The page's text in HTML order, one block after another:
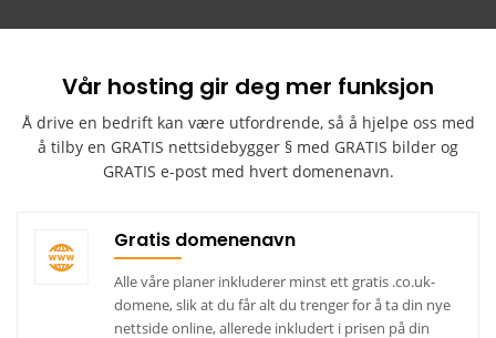
Vår hosting gir deg mer funksjon
Å drive en bedrift kan være utfordrende, så å hjelpe oss med
å tilby en GRATIS nettsidebygger § med GRATIS bilder og
GRATIS e-post med hvert domenenavn.
Gratis domenenavn
Alle våre planer inkluderer minst ett gratis .co.uk-
domene, slik at du får alt du trenger for å ta din nye
nettside online, allerede inkludert i prisen på din